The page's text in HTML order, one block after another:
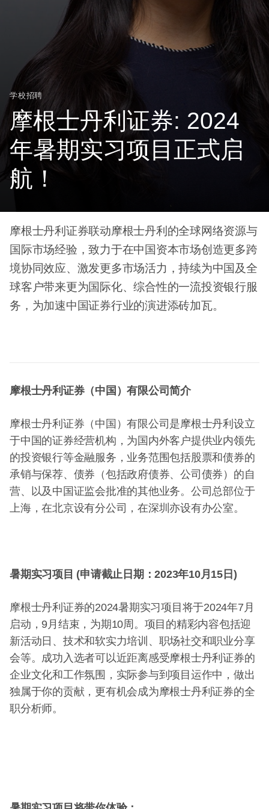
学校招聘
摩根士丹利证券: 2024
年暑期实习项目正式启
航！
摩根士丹利证券联动摩根士丹利的全球网络资源与
国际市场经验，致力于在中国资本市场创造更多跨
境协同效应、激发更多市场活力，持续为中国及全
球客户带来更为国际化、综合性的一流投资银行服
务，为加速中国证券行业的演进添砖加瓦。
摩根士丹利证券（中国）有限公司简介
摩根士丹利证券（中国）有限公司是摩根士丹利设立
于中国的证券经营机构，为国内外客户提供业内领先
的投资银行等金融服务，业务范围包括股票和债券的
承销与保荐、债券（包括政府债券、公司债券）的自
营、以及中国证监会批准的其他业务。公司总部位于
上海，在北京设有分公司，在深圳亦设有办公室。
暑期实习项目 (申请截止日期：2023年10月15日)
摩根士丹利证券的2024暑期实习项目将于2024年7月
启动，9月结束，为期10周。项目的精彩内容包括迎
新活动日、技术和软实力培训、职场社交和职业分享
会等。成功入选者可以近距离感受摩根士丹利证券的
企业文化和工作氛围，实际参与到项目运作中，做出
独属于你的贡献，更有机会成为摩根士丹利证券的全
职分析师。